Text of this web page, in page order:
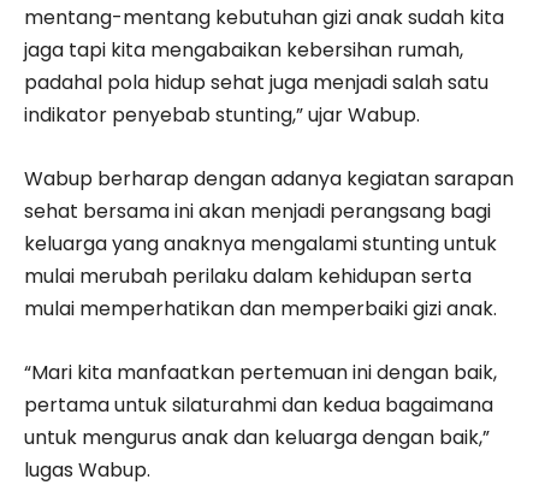
mentang-mentang kebutuhan gizi anak sudah kita
jaga tapi kita mengabaikan kebersihan rumah,
padahal pola hidup sehat juga menjadi salah satu
indikator penyebab stunting,” ujar Wabup.
Wabup berharap dengan adanya kegiatan sarapan
sehat bersama ini akan menjadi perangsang bagi
keluarga yang anaknya mengalami stunting untuk
mulai merubah perilaku dalam kehidupan serta
mulai memperhatikan dan memperbaiki gizi anak.
“Mari kita manfaatkan pertemuan ini dengan baik,
pertama untuk silaturahmi dan kedua bagaimana
untuk mengurus anak dan keluarga dengan baik,”
lugas Wabup.